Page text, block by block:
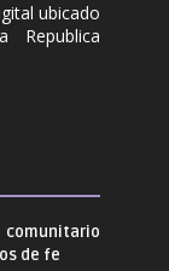
ubicado
de fe